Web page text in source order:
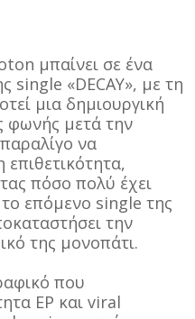
μπαίνει σε ένα
single «DECAY», με τη
μια δημιουργική
φωνής μετά την
να
πόσο πολύ έχει
επόμενο single της
την
της μονοπάτι.
που
EP και viral